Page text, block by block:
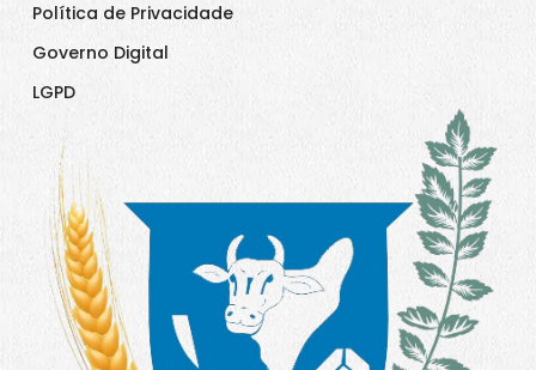
Política de Privacidade
Governo Digital
LGPD